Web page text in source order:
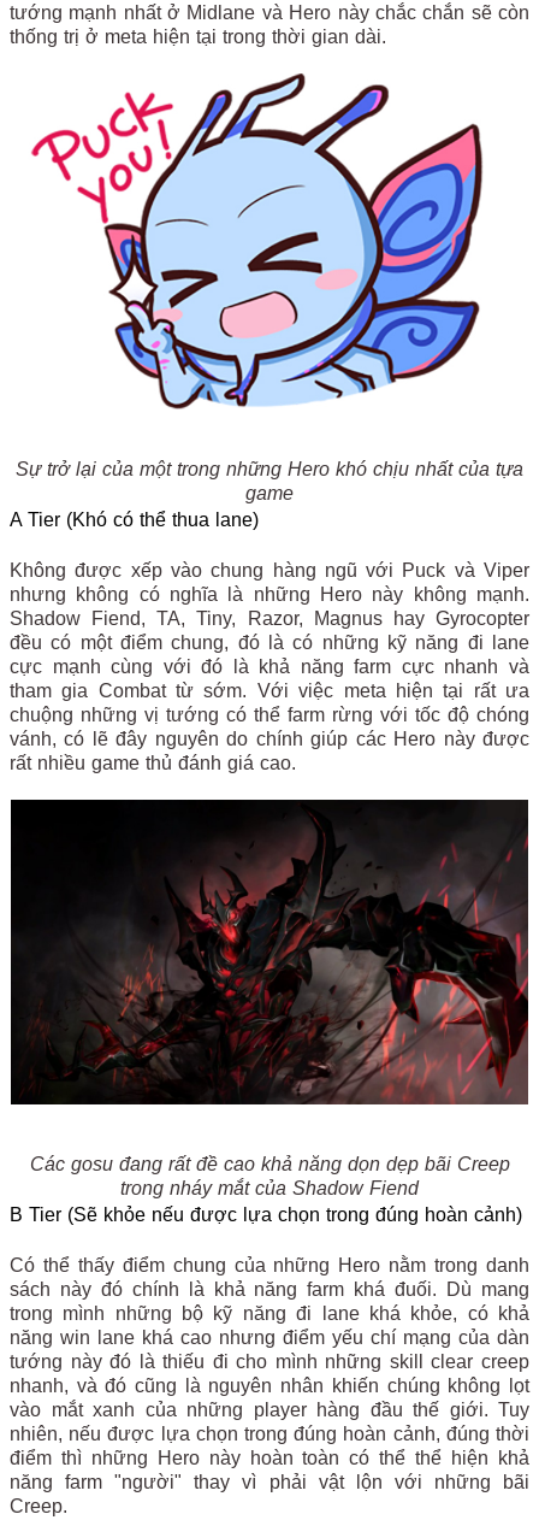
tướng mạnh nhất ở Midlane và Hero này chắc chắn sẽ còn
thống trị ở meta hiện tại trong thời gian dài.
Sự trở lại của một trong những Hero khó chịu nhất của tựa
game
A Tier (Khó có thể thua lane)
Không được xếp vào chung hàng ngũ với Puck và Viper
nhưng không có nghĩa là những Hero này không mạnh.
Shadow Fiend, TA, Tiny, Razor, Magnus hay Gyrocopter
đều có một điểm chung, đó là có những kỹ năng đi lane
cực mạnh cùng với đó là khả năng farm cực nhanh và
tham gia Combat từ sớm. Với việc meta hiện tại rất ưa
chuộng những vị tướng có thể farm rừng với tốc độ chóng
vánh, có lẽ đây nguyên do chính giúp các Hero này được
rất nhiều game thủ đánh giá cao.
Các gosu đang rất đề cao khả năng dọn dẹp bãi Creep
trong nháy mắt của Shadow Fiend
B Tier (Sẽ khỏe nếu được lựa chọn trong đúng hoàn cảnh)
Có thể thấy điểm chung của những Hero nằm trong danh
sách này đó chính là khả năng farm khá đuối. Dù mang
trong mình những bộ kỹ năng đi lane khá khỏe, có khả
năng win lane khá cao nhưng điểm yếu chí mạng của dàn
tướng này đó là thiếu đi cho mình những skill clear creep
nhanh, và đó cũng là nguyên nhân khiến chúng không lọt
vào mắt xanh của những player hàng đầu thế giới. Tuy
nhiên, nếu được lựa chọn trong đúng hoàn cảnh, đúng thời
điểm thì những Hero này hoàn toàn có thể thể hiện khả
năng farm "người" thay vì phải vật lộn với những bãi
Creep.